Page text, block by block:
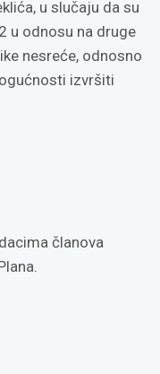
u slučaju da su
u odnosu na druge
nesreće, odnosno
izvršiti
članova